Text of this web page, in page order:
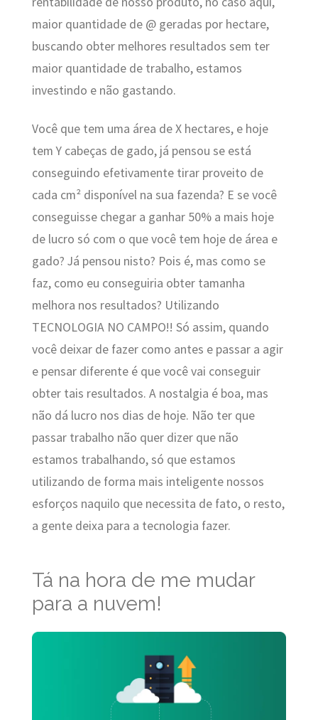
maior quantidade de @ geradas por hectare,
buscando obter melhores resultados sem ter
maior quantidade de trabalho, estamos
investindo e não gastando.
Você que tem uma área de X hectares, e hoje
tem Y cabeças de gado, já pensou se está
conseguindo efetivamente tirar proveito de
cada cm² disponível na sua fazenda? E se você
conseguisse chegar a ganhar 50% a mais hoje
de lucro só com o que você tem hoje de área e
gado? Já pensou nisto? Pois é, mas como se
faz, como eu conseguiria obter tamanha
melhora nos resultados? Utilizando
TECNOLOGIA NO CAMPO!! Só assim, quando
você deixar de fazer como antes e passar a agir
e pensar diferente é que você vai conseguir
obter tais resultados. A nostalgia é boa, mas
não dá lucro nos dias de hoje. Não ter que
passar trabalho não quer dizer que não
estamos trabalhando, só que estamos
utilizando de forma mais inteligente nossos
esforços naquilo que necessita de fato, o resto,
a gente deixa para a tecnologia fazer.
Tá na hora de me mudar
para a nuvem!